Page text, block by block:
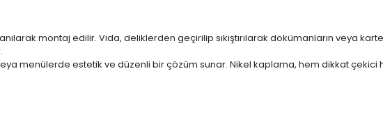
montaj edilir. Vida, deliklerden geçirilip sıkıştırılarak dokümanların veya
menülerde estetik ve düzenli bir çözüm sunar. Nikel kaplama, hem dikkat